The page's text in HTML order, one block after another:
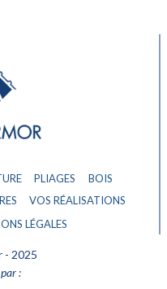
PLIAGES
BOIS
VOS RÉALISATIONS
LÉGALES
- 2025
: